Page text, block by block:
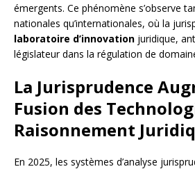
émergents. Ce phénomène s’observe
nationales qu’internationales, où la
laboratoire d’innovation juridique,
législateur dans la régulation de
La Jurisprudence
Fusion des
Raisonnement
En 2025, les systèmes d’analyse